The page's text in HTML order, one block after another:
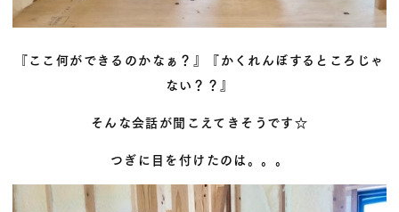
『ここ何ができるのかなぁ？』『かくれんぼするところじゃ
ない？？』
そんな会話が聞こえてきそうです☆
つぎに目を付けたのは。。。